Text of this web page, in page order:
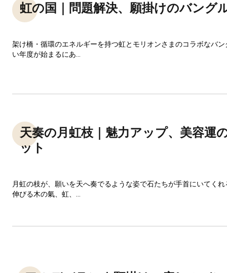
虹の国｜問題解決、願掛けのバング
架け橋・循環のエネルギーを持つ虹とモリオンさまのコラボなバ
い年度が始まるにあ...
天奏の月虹枝｜魅力アップ、美容運
ット
月虹の枝が、願いを天へ奏でるような姿で石たちが手首にいてく
伸びる木の氣、虹、...